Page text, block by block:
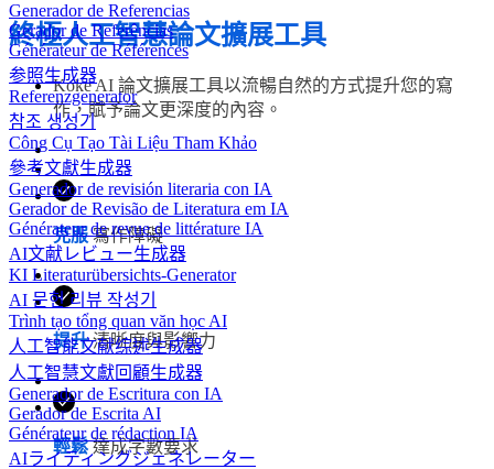
Generador de Referencias
Gerador de Referências
Générateur de Références
参照生成器
Referenzgenerator
참조 생성기
Công Cụ Tạo Tài Liệu Tham Khảo
參考文獻生成器
Generador de revisión literaria con IA
Gerador de Revisão de Literatura em IA
Générateur de revue de littérature IA
AI文献レビュー生成器
KI Literaturübersichts-Generator
AI 문헌 리뷰 작성기
Trình tạo tổng quan văn học AI
人工智能文献综述生成器
人工智慧文獻回顧生成器
Generador de Escritura con IA
Gerador de Escrita AI
Générateur de rédaction IA
AIライティングジェネレーター
終極人工智慧論文擴展工具
Koke AI 論文擴展工具以流暢自然的方式提升您的寫
作，賦予論文更深度的內容。
克服寫作障礙
提升清晰度與影響力
輕鬆達成字數要求